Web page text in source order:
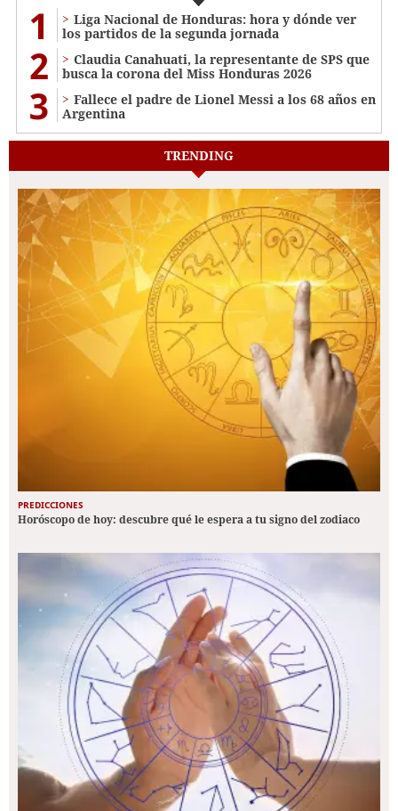
1
Liga Nacional de Honduras: hora y dónde ver
los partidos de la segunda jornada
2
Claudia Canahuati, la representante de SPS que
busca la corona del Miss Honduras 2026
3
Fallece el padre de Lionel Messi a los 68 años en
Argentina
TRENDING
PREDICCIONES
Horóscopo de hoy: descubre qué le espera a tu signo del zodiaco